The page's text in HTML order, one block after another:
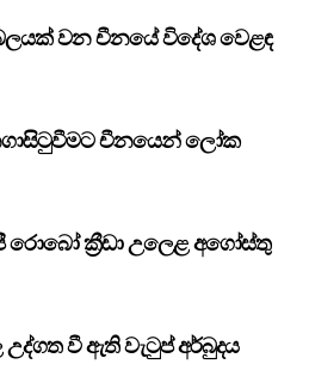
වන චීනයේ විදේශ වෙළඳ
චීනයෙන් ලෝක
ක්‍රීඩා උලෙළ අගෝස්තු
වී ඇති වැටුප් අර්බුදය